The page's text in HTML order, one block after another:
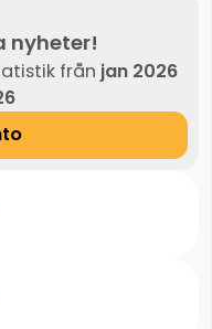
nyheter!
från jan 2026